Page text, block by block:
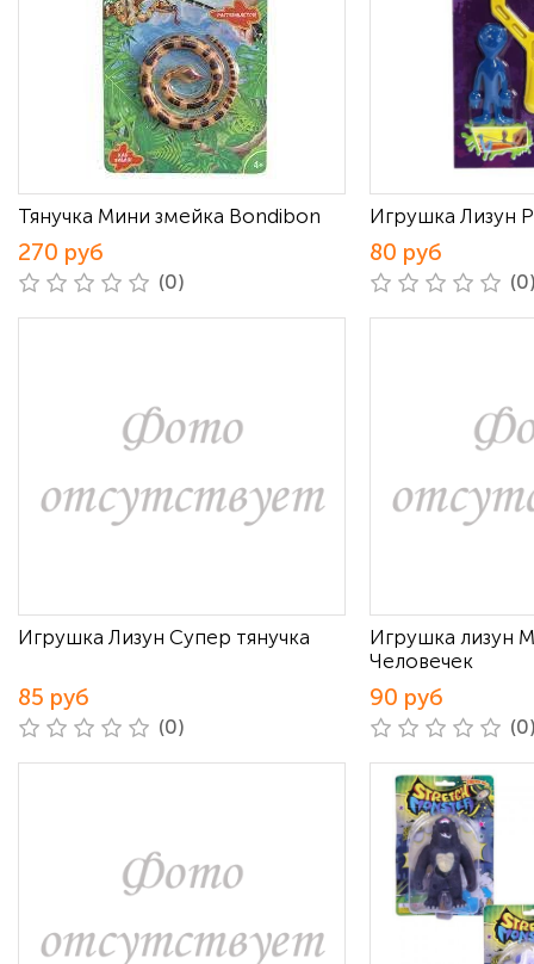
Тянучка Мини змейка Bondibon
270 руб
(0)
Игрушка Лизун
80 руб
Игрушка Лизун Супер тянучка
85 руб
(0)
Игрушка лизун
Человечек
90 руб